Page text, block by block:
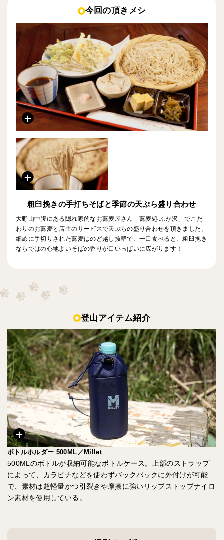
今回の頂きメシ
粗臼挽きの手打ちそばと季節の天ぷら盛り合わせ
大野山中腹にある隠れ家的なお蕎麦屋さん「蕎麦処 ふか沢」でこだ
わりのお蕎麦と店主のサービスで天ぷらの盛り合わせを頂きました。
細めに手切りされた蕎麦はのど越し抜群で、一口食べると、粗臼挽き
ならではの心地よいそばの香りが口いっぱいに広がります！
登山アイテム紹介
ボトルホルダー 500ML／Millet
500MLのボトルが収納可能なボトルケース。上部のストラップ
によって、カラビナなどを使わずバックパックに外付けが可能
で、素材は超軽量かつ引裂きや摩擦に強いリップストップナイロ
ン素材を使用している。